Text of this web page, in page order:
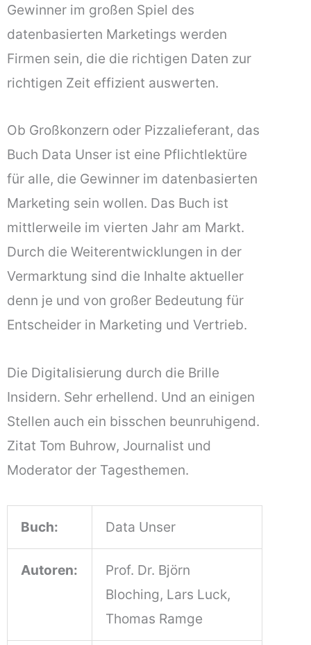
Gewinner im großen Spiel des
datenbasierten Marketings werden
Firmen sein, die die richtigen Daten zur
richtigen Zeit effizient auswerten.
Ob Großkonzern oder Pizzalieferant, das
Buch Data Unser ist eine Pflichtlektüre
für alle, die Gewinner im datenbasierten
Marketing sein wollen. Das Buch ist
mittlerweile im vierten Jahr am Markt.
Durch die Weiterentwicklungen in der
Vermarktung sind die Inhalte aktueller
denn je und von großer Bedeutung für
Entscheider in Marketing und Vertrieb.
Die Digitalisierung durch die Brille
Insidern. Sehr erhellend. Und an einigen
Stellen auch ein bisschen beunruhigend.
Zitat Tom Buhrow, Journalist und
Moderator der Tagesthemen.
Buch: Data Unser
Autoren:
Prof. Dr. Björn
Bloching, Lars Luck,
Thomas Ramge